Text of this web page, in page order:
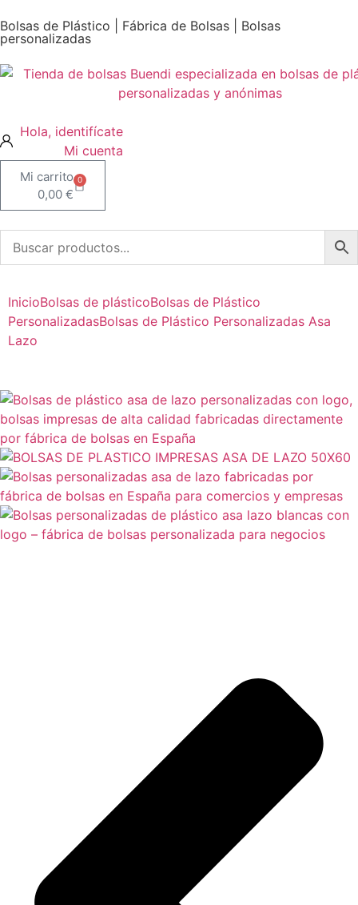
Bolsas de Plástico | Fábrica de Bolsas | Bolsas
personalizadas
Mi cuenta
0,00 €
0
InicioBolsas de plásticoBolsas de Plástico
PersonalizadasBolsas de Plástico Personalizadas Asa
Lazo